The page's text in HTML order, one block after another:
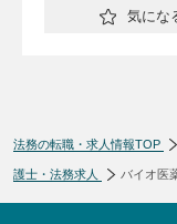
気にな
法務の転職・求人情報TOP
護士・法務求人 バイオ医